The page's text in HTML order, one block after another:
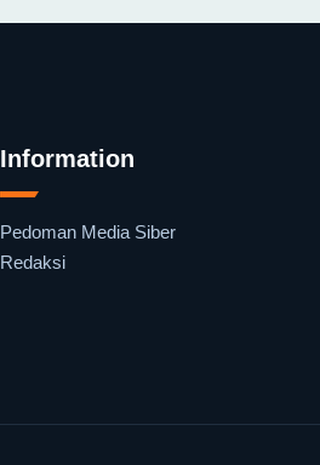
Information
Pedoman Media Siber
Redaksi